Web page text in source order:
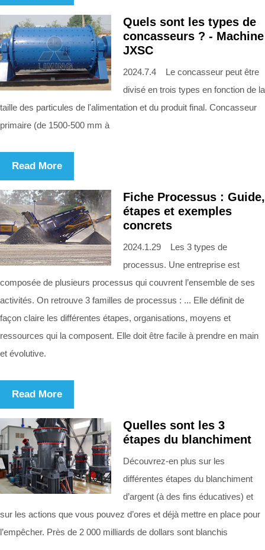
Quels sont les types de
concasseurs ? - Machine
JXSC
2024.7.4 Le concasseur peut être
divisé en trois types en fonction de la
taille des particules de l'alimentation et du produit final. Concasseur
primaire (de 1500-500 mm à
Read More
Fiche Processus : Guide,
étapes et exemples
concrets
2024.1.29 Les 3 types de
processus. Une entreprise est
composée de plusieurs processus qui couvrent l’ensemble de ses
activités. On retrouve 3 familles de processus : ... Elle définit de
façon claire les différentes étapes, organisations, moyens et
ressources qui la composent. Elle doit être facile à prendre en main
et évolutive.
Read More
Quelles sont les 3
étapes du blanchiment
Découvrez-en plus sur les
différentes étapes du blanchiment
d’argent (à des fins éducatives) et
sur les actions que vous pouvez d’ores et déjà mettre en place pour
l’empêcher. Près de 2 000 milliards de dollars sont blanchis